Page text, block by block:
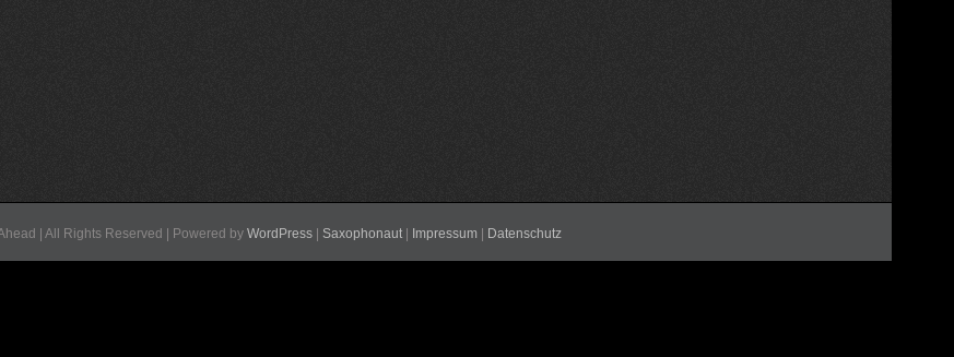
| All Rights Reserved | Powered by WordPress Saxophonaut Impressum Datenschutz